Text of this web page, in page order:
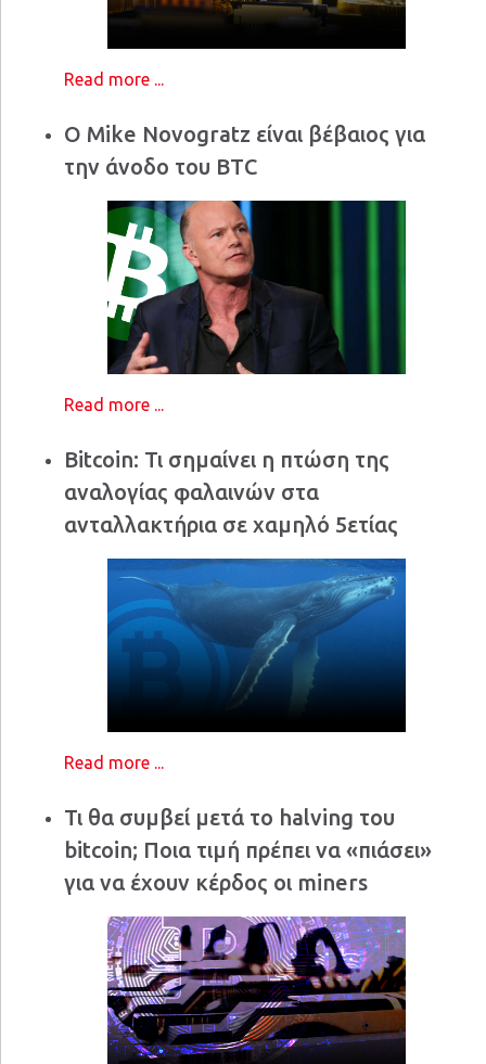
Read more ...
Ο Mike Novogratz είναι βέβαιος για
την άνοδο του BTC
Read more ...
Bitcoin: Τι σημαίνει η πτώση της
αναλογίας φαλαινών στα
ανταλλακτήρια σε χαμηλό 5ετίας
Read more ...
Τι θα συμβεί μετά το halving του
bitcoin; Ποια τιμή πρέπει να «πιάσει»
για να έχουν κέρδος οι miners